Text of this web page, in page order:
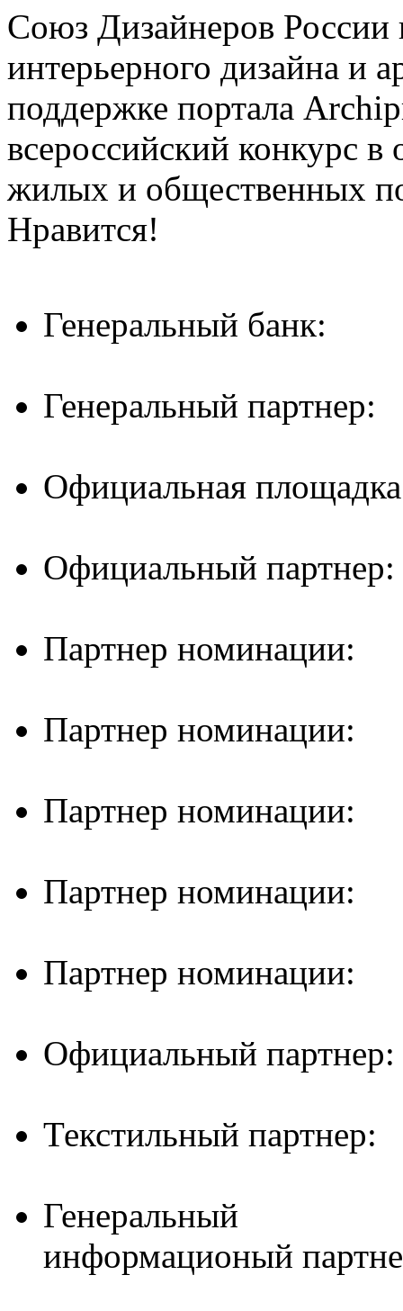
Союз Дизайнеров России
интерьерного дизайна и
поддержке портала
всероссийский конкурс в
жилых и общественных
Нравится!
Генеральный банк:
Генеральный партнер:
Официальная
Официальный партнер:
Партнер номинации:
Партнер номинации:
Партнер номинации:
Партнер номинации:
Партнер номинации:
Официальный партнер:
Текстильный партнер:
Генеральный
информационый